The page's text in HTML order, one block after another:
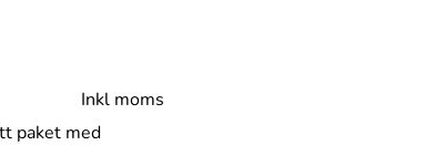
Inkl moms
paket med